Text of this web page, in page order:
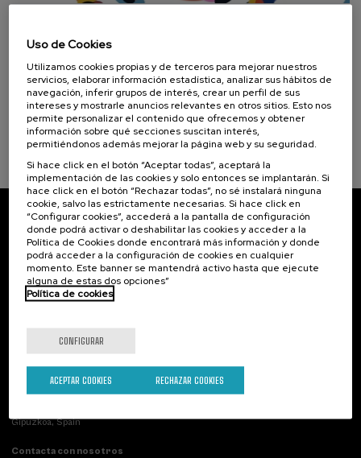
Comunidades en acción: prácticas para la
20 h. Euskera Español .
...
Gratuito
Últimas
plazas
Gratuito
Fecha
pasada
Lista
de
espera
Plazo
de
matrícula
finalizado
Suscríbete a nuestro boletín
Inscríbete para ser el primero/a en recibir las
novedades de UIK.
Suscribirse
Contacto
Palacio Miramar
Paseo de Miraconcha, 48
Gipuzkoa, Spain
Contacta con nosotros
Actividades anteriores
Uso de Cookies
Utilizamos cookies propias y de terceros para mejorar nuestros
servicios, elaborar información estadística, analizar sus hábitos de
navegación, inferir grupos de interés, crear un perfil de sus
intereses y mostrarle anuncios relevantes en otros sitios. Esto nos
permite personalizar el contenido que ofrecemos y obtener
información sobre qué secciones suscitan interés,
permitiéndonos además mejorar la página web y su seguridad.
Si hace click en el botón “Aceptar todas”, aceptará la
implementación de las cookies y solo entonces se implantarán. Si
hace click en el botón “Rechazar todas”, no sé instalará ninguna
cookie, salvo las estrictamente necesarias. Si hace click en
“Configurar cookies”, accederá a la pantalla de configuración
donde podrá activar o deshabilitar las cookies y acceder a la
Política de Cookies donde encontrará más información y donde
podrá acceder a la configuración de cookies en cualquier
momento. Este banner se mantendrá activo hasta que ejecute
alguna de estas dos opciones”
Política de cookies
CONFIGURAR
RECHAZAR COOKIES
ACEPTAR COOKIES